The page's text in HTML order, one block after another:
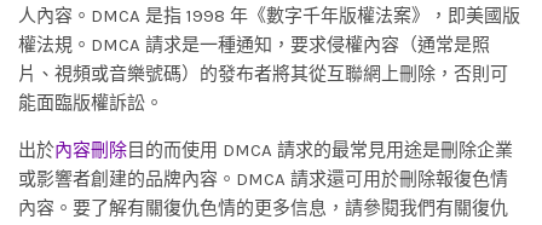
人內容。DMCA 是指 1998 年《數字千年版權法案》，即美國版
權法規。DMCA 請求是一種通知，要求侵權內容（通常是照
片、視頻或音樂號碼）的發布者將其從互聯網上刪除，否則可
能面臨版權訴訟。
出於內容刪除目的而使用 DMCA 請求的最常見用途是刪除企業
或影響者創建的品牌內容。DMCA 請求還可用於刪除報復色情
內容。要了解有關復仇色情的更多信息，請參閱我們有關復仇